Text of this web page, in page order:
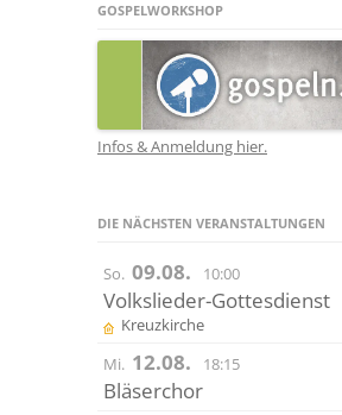
GOSPELWORKSHOP
Infos & Anmeldung hier.
DIE NÄCHSTEN VERANSTALTUNGEN
So. 09.08. 10:00
Volkslieder-Gottesdienst
Kreuzkirche
Mi. 12.08. 18:15
Bläserchor